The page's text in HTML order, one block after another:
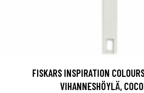
FISKARS INSPIRATION
VIHANNESHÖYLÄ,